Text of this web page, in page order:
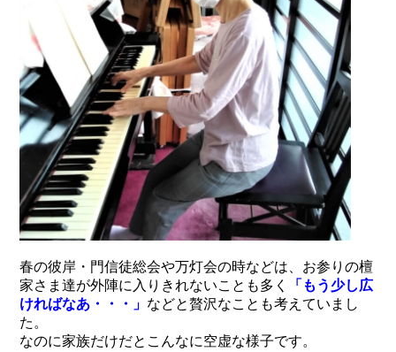
春の彼岸・門信徒総会や万灯会の時などは、お参りの檀
家さま達が外陣に入りきれないことも多く
「もう少し広
ければなあ・・・」 などと贅沢なことも考えていまし
た。
なのに家族だけだとこんなに空虚な様子です。